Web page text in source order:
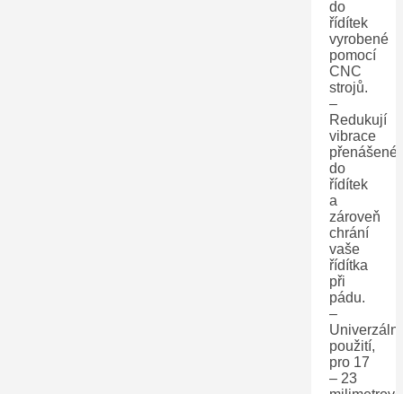
do
řídítek
vyrobené
pomocí
CNC
strojů.
–
Redukují
vibrace
přenášené
do
řídítek
a
zároveň
chrání
vaše
řídítka
při
pádu.
–
Univerzální
použití,
pro 17
– 23